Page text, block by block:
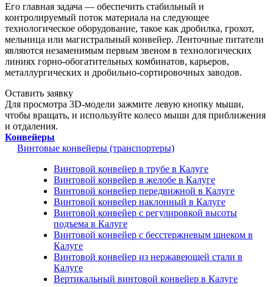
Его главная задача — обеспечить стабильный и
контролируемый поток материала на следующее
технологическое оборудование, такое как дробилка, грохот,
мельница или магистральный конвейер. Ленточные питатели
являются незаменимым первым звеном в технологических
линиях горно-обогатительных комбинатов, карьеров,
металлургических и дробильно-сортировочных заводов.
Оставить заявку
Для просмотра 3D-модели зажмите левую кнопку мыши,
чтобы вращать, и используйте колесо мыши для приближения
и отдаления.
Конвейеры
Винтовые конвейеры (транспортеры)
Винтовой конвейер в трубе в Калуге
Винтовой конвейер в желобе в Калуге
Винтовой конвейер передвижной в Калуге
Винтовой конвейер наклонный в Калуге
Винтовой конвейер с регулировкой высоты
подъема в Калуге
Винтовой конвейер с бесстержневым шнеком в
Калуге
Винтовой конвейер из нержавеющей стали в
Калуге
Вертикальный винтовой конвейер в Калуге